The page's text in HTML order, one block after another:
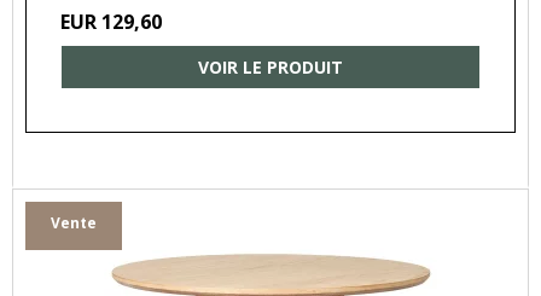
EUR 129,60
VOIR LE PRODUIT
Vente